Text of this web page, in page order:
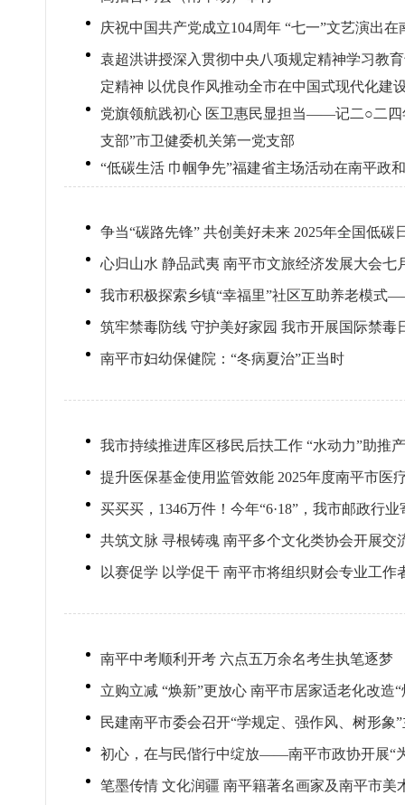
庆祝中国共产党成立104周年 “七一”文艺演出
袁超洪讲授深入贯彻中央八项规定精神学习教
定精神 以优良作风推动全市在中国式现代化建
党旗领航践初心 医卫惠民显担当——记二○二四
支部”市卫健委机关第一党支部
“低碳生活 巾帼争先”福建省主场活动在南平政
争当“碳路先锋” 共创美好未来 2025年全国低碳
心归山水 静品武夷 南平市文旅经济发展大会七
我市积极探索乡镇“幸福里”社区互助养老模式
筑牢禁毒防线 守护美好家园 我市开展国际禁毒
南平市妇幼保健院：“冬病夏治”正当时
我市持续推进库区移民后扶工作 “水动力”助推
提升医保基金使用监管效能 2025年度南平市医
买买买，1346万件！今年“6·18”，我市邮政行
共筑文脉 寻根铸魂 南平多个文化类协会开展交
以赛促学 以学促干 南平市将组织财会专业工作
南平中考顺利开考 六点五万余名考生执笔逐梦
立购立减 “焕新”更放心 南平市居家适老化改造
民建南平市委会召开“学规定、强作风、树形象
初心，在与民偕行中绽放——南平市政协开展“
笔墨传情 文化润疆 南平籍著名画家及南平市美